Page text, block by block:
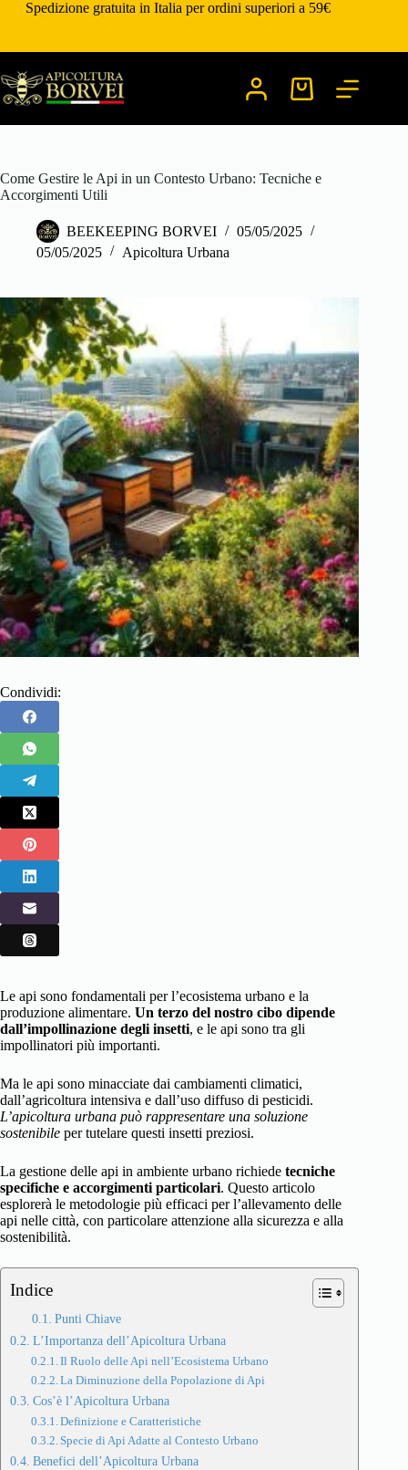
SaltaSpedizione gratuita in Italia per ordini superiori a 59€
Carrello
Come Gestire le Api in un Contesto Urbano: Tecniche e
Accorgimenti Utili
BEEKEEPING BORVEI
05/05/2025
05/05/2025
Apicoltura Urbana
Condividi:
Le api sono fondamentali per l’ecosistema urbano e la
produzione alimentare. Un terzo del nostro cibo dipende
dall’impollinazione degli insetti, e le api sono tra gli
impollinatori più importanti.
Ma le api sono minacciate dai cambiamenti climatici,
dall’agricoltura intensiva e dall’uso diffuso di pesticidi.
L’apicoltura urbana può rappresentare una soluzione
sostenibile per tutelare questi insetti preziosi.
La gestione delle api in ambiente urbano richiede tecniche
specifiche e accorgimenti particolari. Questo articolo
esplorerà le metodologie più efficaci per l’allevamento delle
api nelle città, con particolare attenzione alla sicurezza e alla
sostenibilità.
Indice
Punti Chiave
L’Importanza dell’Apicoltura Urbana
Il Ruolo delle Api nell’Ecosistema Urbano
La Diminuzione della Popolazione di Api
Cos’è l’Apicoltura Urbana
Definizione e Caratteristiche
Specie di Api Adatte al Contesto Urbano
Benefici dell’Apicoltura Urbana